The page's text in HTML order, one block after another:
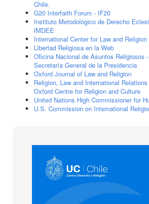
Chile.
G20 Interfaith Forum - IF20
Instituto Metodológico de Derecho
IMDEE
International Center for Law and
Libertad Religiosa en la Web
Oficina Nacional de Asuntos Religiosos
Secretaría General de la Presidencia
Oxford Journal of Law and Religion
Religion, Law and International
Oxford Centre for Religion and Culture
United Nations High Commissioner for
U.S. Commission on International